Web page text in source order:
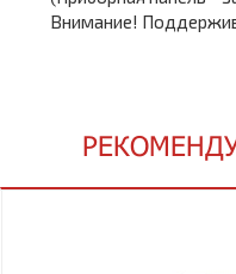
Внимание!